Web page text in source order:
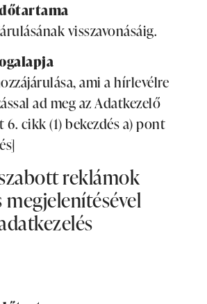
visszavonásáig.
ami a hírlevélre
ad meg az Adatkezelő
6. cikk (1) bekezdés a) pont
reklámok
megjelenítésével